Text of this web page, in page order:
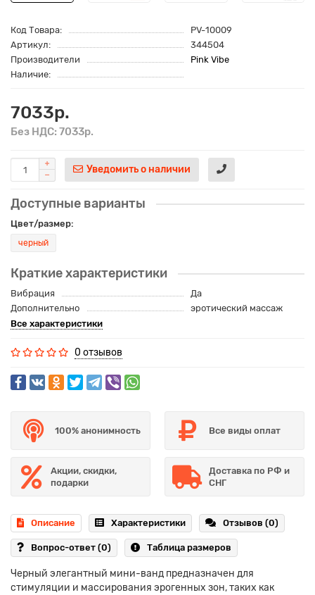
Код Товара:
PV-10009
Артикул:
344504
Производители
Pink Vibe
Наличие:
7033р.
Без НДС: 7033р.
Уведомить о наличии
Доступные варианты
Цвет/размер:
черный
Краткие характеристики
Вибрация
Да
Дополнительно
эротический массаж
Все характеристики
0 отзывов
100% анонимность Все виды оплат
Акции, скидки,
подарки
Доставка по РФ и
СНГ
Описание Характеристики Отзывов (0)
Вопрос-ответ (0) Таблица размеров
Черный элегантный мини-ванд предназначен для
стимуляции и массирования эрогенных зон, таких как